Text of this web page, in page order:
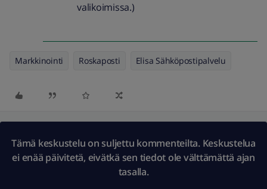
valikoimissa.)
Markkinointi Roskaposti Elisa Sähköpostipalvelu
Tämä keskustelu on suljettu kommenteilta. Keskustelua
ei enää päivitetä, eivätkä sen tiedot ole välttämättä ajan
tasalla.